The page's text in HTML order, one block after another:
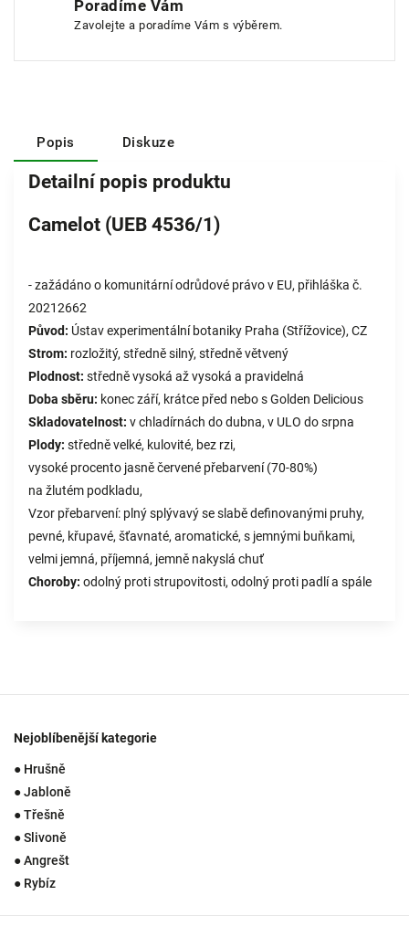
Poradíme Vám
Zavolejte a poradíme Vám s výběrem.
Popis Diskuze
Detailní popis produktu
Camelot (UEB 4536/1)
- zažádáno o komunitární odrůdové právo v EU, přihláška č.
20212662
Původ: Ústav experimentální botaniky Praha (Střížovice), CZ
Strom: rozložitý, středně silný, středně větvený
Plodnost: středně vysoká až vysoká a pravidelná
Doba sběru: konec září, krátce před nebo s Golden Delicious
Skladovatelnost: v chladírnách do dubna, v ULO do srpna
Plody: středně velké, kulovité, bez rzi,
vysoké procento jasně červené přebarvení (70-80%)
na žlutém podkladu,
Vzor přebarvení: plný splývavý se slabě definovanými pruhy,
pevné, křupavé, šťavnaté, aromatické, s jemnými buňkami,
velmi jemná, příjemná, jemně nakyslá chuť
Choroby: odolný proti strupovitosti, odolný proti padlí a spále
Nejoblíbenější kategorie
● Hrušně
● Jabloně
● Třešně
● Slivoně
● Angrešt
● Rybíz